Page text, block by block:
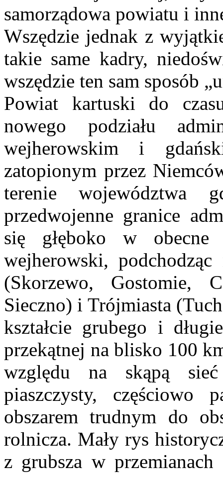
samorządowa powiatu i
Wszędzie jednak z
takie same kadry,
wszędzie ten sam sposób
Powiat kartuski do
nowego podziału
wejherowskim i
zatopionym przez
terenie województwa
przedwojenne granice
się głęboko w obecne
wejherowski,
(Skorzewo, Gostomie,
Sieczno) i Trójmiasta
kształcie grubego i
przekątnej na blisko 100
względu na skąpą
piaszczysty, częściowo
obszarem trudnym do
rolnicza. Mały rys
z grubsza w